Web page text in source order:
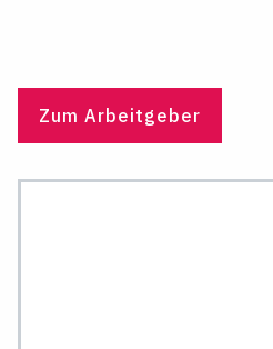
Zum Arbeitgeber